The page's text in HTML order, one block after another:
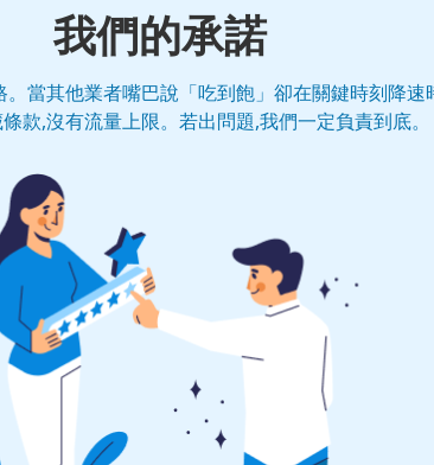
我們的承諾
當其他業者嘴巴說「吃到飽」卻在關鍵時刻降
款,沒有流量上限。若出問題,我們一定負責到底。